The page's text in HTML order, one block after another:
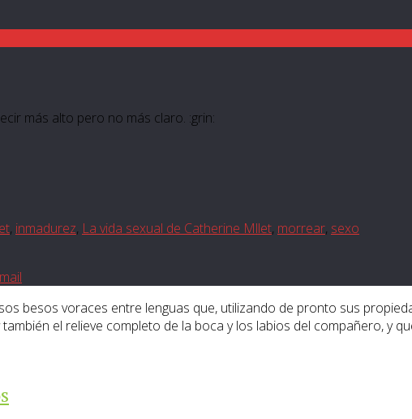
más alto pero no más claro. :grin:
, inmadurez, La vida sexual de Catherine Mllet, morrear, sexo
besos voraces entre lenguas que, utilizando de pronto sus
el relieve completo de la boca y los labios del compañero, y